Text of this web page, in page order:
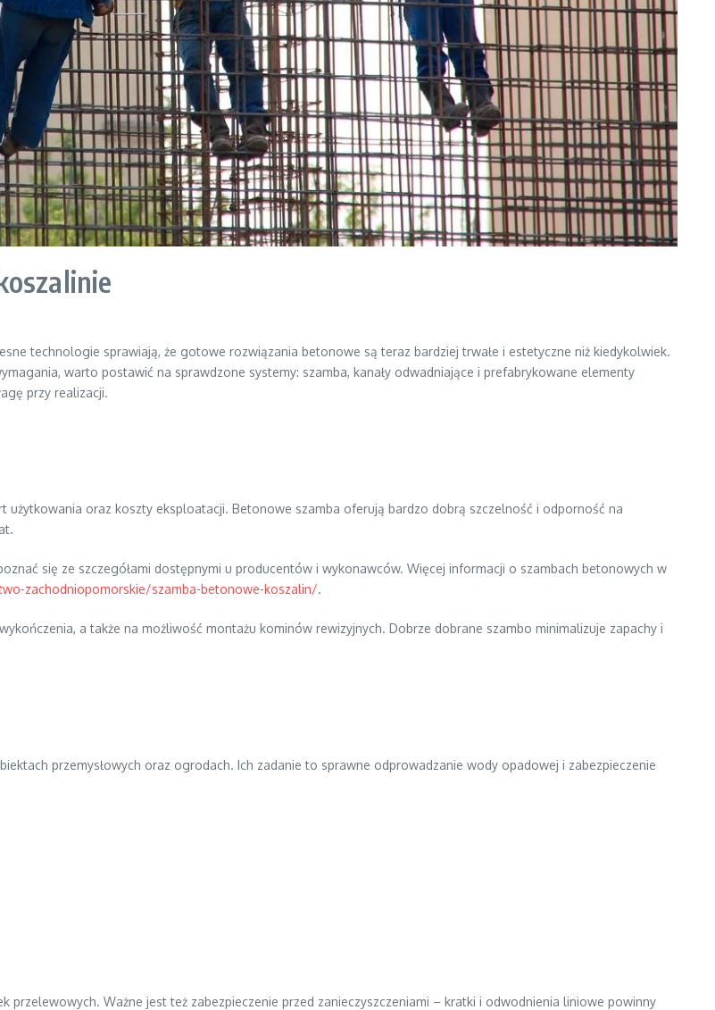
technologie sprawiają, że gotowe rozwiązania betonowe są teraz bardziej trwałe i estetyczne niż kiedykolwiek.
warto postawić na sprawdzone systemy: szamba, kanały odwadniające i prefabrykowane elementy
przy realizacji.
oraz koszty eksploatacji. Betonowe szamba oferują bardzo dobrą szczelność i odporność na
się ze szczegółami dostępnymi u producentów i wykonawców. Więcej informacji o szambach betonowych w
zachodniopomorskie/szamba-betonowe-koszalin/.
a także na możliwość montażu kominów rewizyjnych. Dobrze dobrane szambo minimalizuje zapachy i
przemysłowych oraz ogrodach. Ich zadanie to sprawne odprowadzanie wody opadowej i zabezpieczenie
przelewowych. Ważne jest też zabezpieczenie przed zanieczyszczeniami – kratki i odwodnienia liniowe powinny